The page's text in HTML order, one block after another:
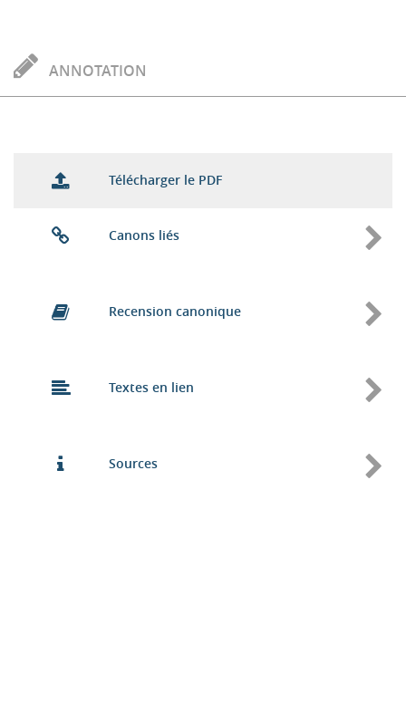
ANNOTATION
Télécharger le PDF
Canons liés
Recension canonique
Textes en lien
Sources